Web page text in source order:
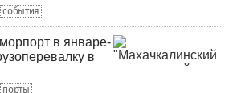
события
в январе-
в
порты